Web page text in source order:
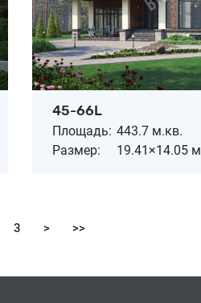
45-66L
Площадь: 443.7 м.кв.
Размер:
19.41×14.05 м
3 > >>